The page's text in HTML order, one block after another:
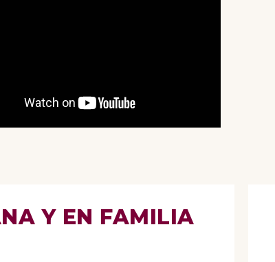
Y EN FAMILIA